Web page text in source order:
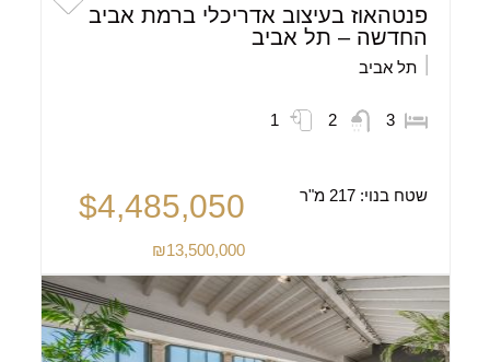
פנטהאוז בעיצוב אדריכלי ברמת אביב
החדשה – תל אביב
תל אביב
3
2
1
שטח בנוי:217 מ"ר $4,485,050
₪13,500,000